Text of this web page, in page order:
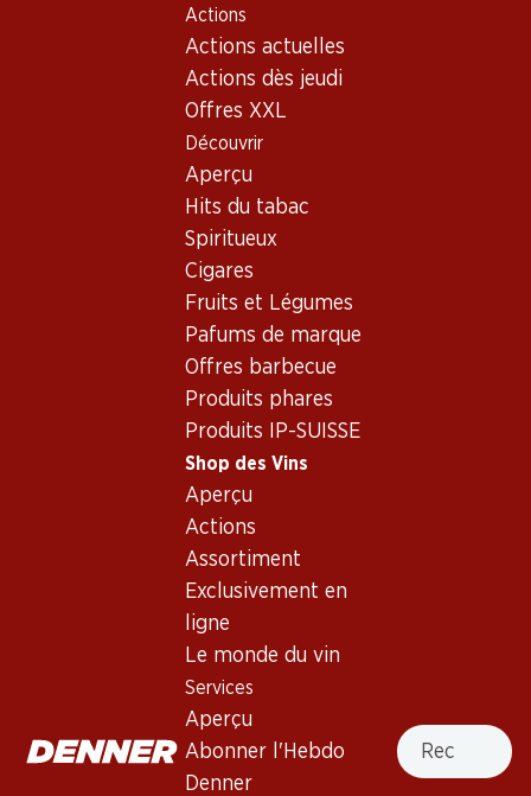
Actions
Actions actuelles
Actions dès jeudi
Offres XXL
Découvrir
Aperçu
Hits du tabac
Spiritueux
Cigares
Fruits et Légumes
Pafums de marque
Offres barbecue
Produits phares
Produits IP-SUISSE
Shop des Vins
Aperçu
Actions
Assortiment
Exclusivement en
ligne
Le monde du vin
Services
Aperçu
Abonner l'Hebdo
Denner
Recherche
Shop des Vins
Aragonês (Tempranillo),
Regional Alentejano
Bouteille: 9.95
Vinho Tinto Regional
2024
JP Azeitão Tinto Vinho
(35)